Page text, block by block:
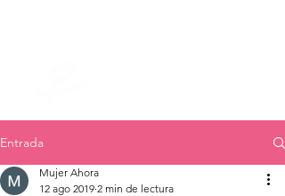
Entrada
Mujer Ahora
12 ago 2019 2 min de lectura